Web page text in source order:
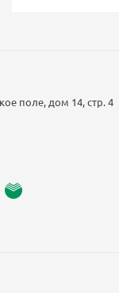
поле, дом 14, стр. 4